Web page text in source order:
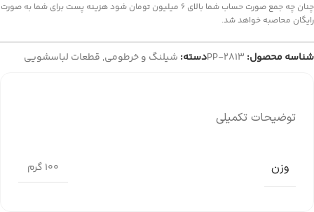
چنان چه جمع صورت حساب شما بالای 6 میلیون تومان شود هزینه پست برای شما به صورت
رایگان محاصبه خواهد شد.
شناسه محصول: PP-2813دسته: شیلنگ و خرطومی, قطعات لباسشویی
توضیحات تکمیلی
وزن 100 گرم